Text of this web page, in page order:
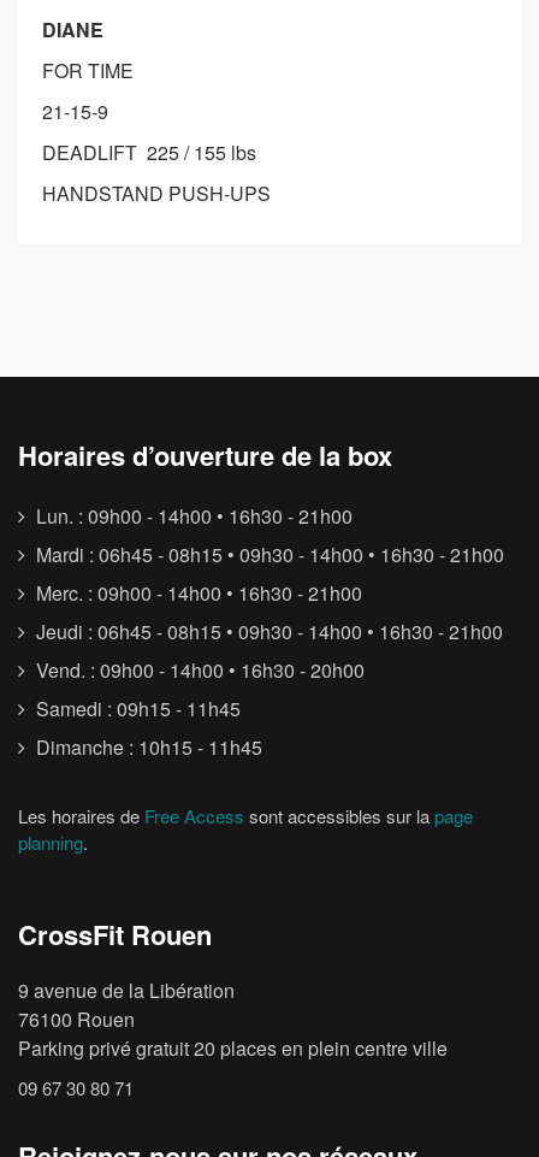
DIANE
FOR TIME
21-15-9
DEADLIFT 225 / 155 lbs
HANDSTAND PUSH-UPS
Horaires d’ouverture de la box
Lun. : 09h00 - 14h00 • 16h30 - 21h00
Mardi : 06h45 - 08h15 • 09h30 - 14h00 • 16h30 - 21h00
Merc. : 09h00 - 14h00 • 16h30 - 21h00
Jeudi : 06h45 - 08h15 • 09h30 - 14h00 • 16h30 - 21h00
Vend. : 09h00 - 14h00 • 16h30 - 20h00
Samedi : 09h15 - 11h45
Dimanche : 10h15 - 11h45
Les horaires de Free Access sont accessibles sur la page
planning.
CrossFit Rouen
9 avenue de la Libération
76100 Rouen
Parking privé gratuit 20 places en plein centre ville
09 67 30 80 71